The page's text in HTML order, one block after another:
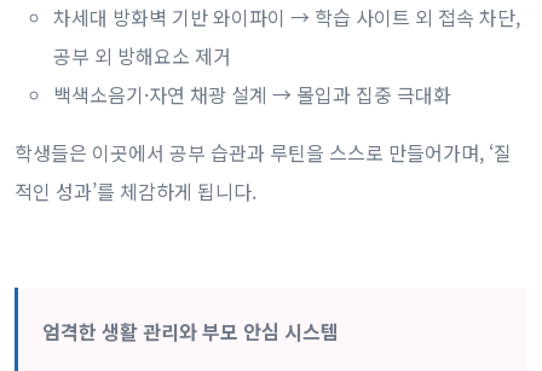
차세대 방화벽 기반 와이파이 → 학습 사이트 외 접속 차단,
공부 외 방해요소 제거
백색소음기·자연 채광 설계 → 몰입과 집중 극대화
학생들은 이곳에서 공부 습관과 루틴을 스스로 만들어가며, ‘질
적인 성과’를 체감하게 됩니다.
엄격한 생활 관리와 부모 안심 시스템